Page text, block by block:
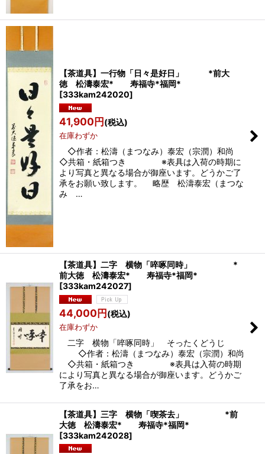
【茶道具】一行物「日々是好日」 *前大
徳 松濤泰宏* 寿福寺*福岡*
[333kam242020]
41,900円(税込)
在庫わずか
◇作者：松濤（まつなみ）泰宏（宗潤）和尚
◇共箱・紙箱つき ※表具は入荷の時期に
より写真と異なる場合が御座います。どうかご了
承をお願い致します。 略歴 松濤泰宏（まつな
み …
【茶道具】二字 横物「啐啄同時」 *
前大徳 松濤泰宏* 寿福寺*福岡*
[333kam242027]
44,000円(税込)
在庫わずか
二字 横物「啐啄同時」 そったくどうじ
◇作者：松濤（まつなみ）泰宏（宗潤）和尚
◇共箱・紙箱つき ※表具は入荷の時期
により写真と異なる場合が御座います。どうかご
了承をお…
【茶道具】三字 横物「喫茶去」 *前
大徳 松濤泰宏* 寿福寺*福岡*
[333kam242028]